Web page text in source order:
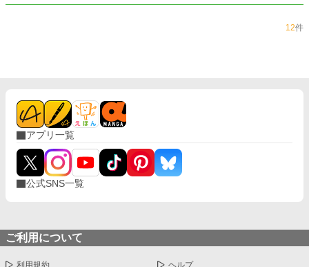
12件
アプリ一覧
公式SNS一覧
ご利用について
利用規約 ヘルプ